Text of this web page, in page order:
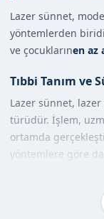
Lazer sünnet,
yöntemlerden
ve çocuklarınen az
Tıbbi Tanım ve
Lazer sünnet,
türüdür. İşlem,
ortamda
yöntemlere göre
Diğer